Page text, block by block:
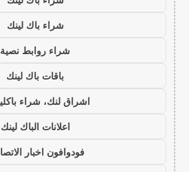
شراء باك لينك
شراء روابط نصية
باقات باك لينك
اشراق لنك، شراء
اعلانات الباك لينك
فودوافون اخبار